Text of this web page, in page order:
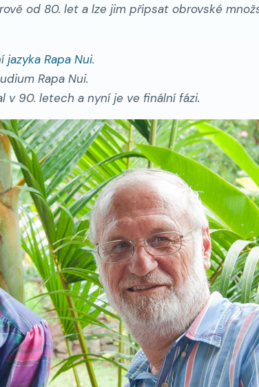
od 80. let a lze jim připsat obrovské
jazyka Rapa Nui.
Rapa Nui.
v 90. letech a nyní je ve finální fázi.